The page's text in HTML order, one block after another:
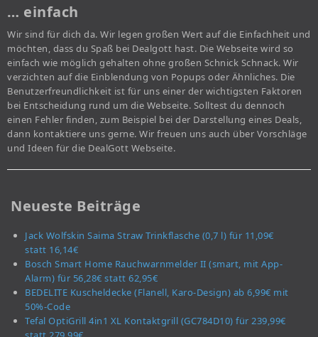
… einfach
Wir sind für dich da. Wir legen großen Wert auf die Einfachheit und
möchten, dass du Spaß bei Dealgott hast. Die Webseite wird so
einfach wie möglich gehalten ohne großen Schnick Schnack. Wir
verzichten auf die Einblendung von Popups oder Ähnliches. Die
Benutzerfreundlichkeit ist für uns einer der wichtigsten Faktoren
bei Entscheidung rund um die Webseite. Solltest du dennoch
einen Fehler finden, zum Beispiel bei der Darstellung eines Deals,
dann kontaktiere uns gerne. Wir freuen uns auch über Vorschläge
und Ideen für die DealGott Webseite.
Neueste Beiträge
Jack Wolfskin Saima Straw Trinkflasche (0,7 l) für 11,09€
statt 16,14€
Bosch Smart Home Rauchwarnmelder II (smart, mit App-
Alarm) für 56,28€ statt 62,95€
BEDELITE Kuscheldecke (Flanell, Karo-Design) ab 6,99€ mit
50%-Code
Tefal OptiGrill 4in1 XL Kontaktgrill (GC784D10) für 239,99€